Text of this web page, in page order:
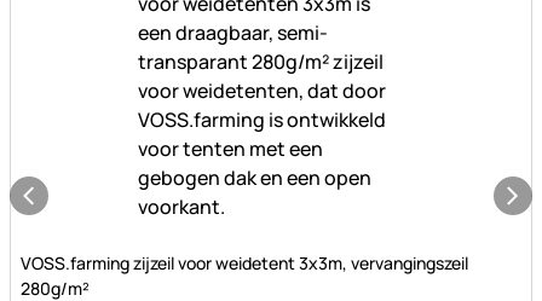
VOSS.farming zijzeil voor weidetent 3x3m, vervangingszeil
280g/m²